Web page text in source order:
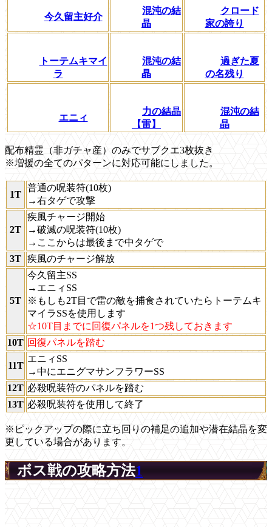
今久留主好介
混沌の結
晶
クロード
家の誇り
トーテムキマイ
ラ
混沌の結
晶
過ぎた夏
の名残り
エニィ
力の結晶
【雷】
混沌の結
晶
配布精霊（非ガチャ産）のみでサブクエ3枚抜き
※増援の全てのパターンに対応可能にしました。
1T
普通の呪装符(10枚)
→右タゲで攻撃
2T
疾風チャージ開始
→破滅の呪装符(10枚)
→ここからは最後まで中タゲで
3T 疾風のチャージ解放
5T
今久留主SS
→エニィSS
※もしも2T目で雷の敵を捕食されていたらトーテムキ
マイラSSを使用します
☆10T目までに回復パネルを1つ残しておきます
10T 回復パネルを踏む
11T
エニィSS
→中にエニグマサンフラワーSS
12T 必殺呪装符のパネルを踏む
13T 必殺呪装符を使用して終了
※ピックアップの際に立ち回りの補足の追加や潜在結晶を変
更している場合があります。
ボス戦の攻略方法1